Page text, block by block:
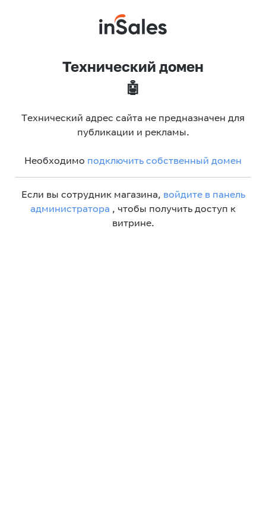
Технический домен
🤖
Технический адрес сайта не предназначен для
публикации и рекламы.
Необходимо подключить собственный домен
Если вы сотрудник магазина, войдите в панель
администратора , чтобы получить доступ к
витрине.